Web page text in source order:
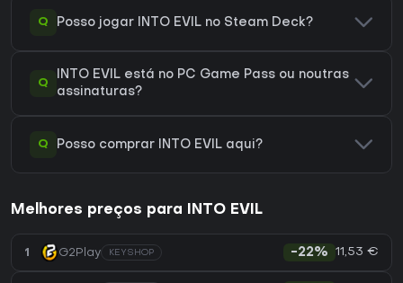
Q Posso jogar INTO EVIL no Steam Deck?
Q
INTO EVIL está no PC Game Pass ou noutras
assinaturas?
Q Posso comprar INTO EVIL aqui?
Melhores preços para INTO EVIL
1 G2Play KEYSHOP -22% 11,53 €